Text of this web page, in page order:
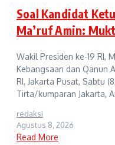
Soal Kandidat
Ma’ruf Amin:
Wakil Presiden ke-19 RI,
Kebangsaan dan Qanun
RI, Jakarta Pusat, Sabtu
Tirta/kumparan Jakarta,
redaksi
Agustus 8, 2026
Read More